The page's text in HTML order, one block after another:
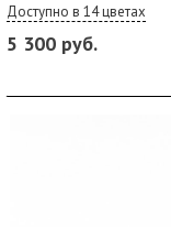
Доступно в 14 цветах
5 300 руб.